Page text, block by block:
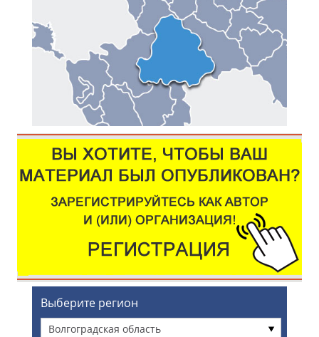
Выберите регион
Волгоградская область